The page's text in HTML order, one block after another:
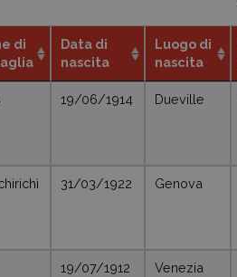
di
Data di
nascita
Luogo di
nascita
19/06/1914 Dueville
31/03/1922 Genova
19/07/1912 Venezia